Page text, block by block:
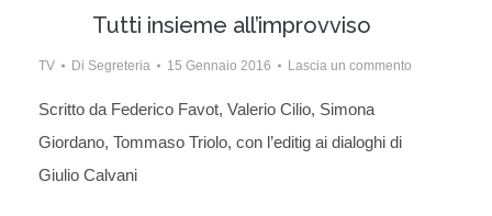
Tutti insieme all’improvviso
TV Di Segreteria 15 Gennaio 2016 Lascia un commento
Scritto da Federico Favot, Valerio Cilio, Simona
Giordano, Tommaso Triolo, con l’editig ai dialoghi di
Giulio Calvani